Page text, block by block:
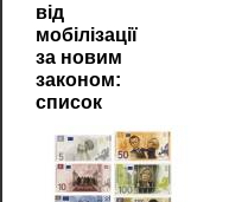
від
мобілізації
за новим
законом:
список